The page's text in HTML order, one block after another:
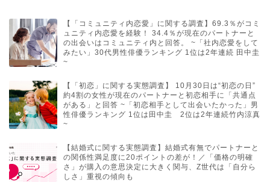
【「コミュニティ内恋愛」に関する調査】69.3％がコミ
ュニティ内恋愛を経験！ 34.4％が現在のパートナーと
の出会いはコミュニティ内と回答。 ~「社内恋愛をして
みたい」30代男性俳優ランキング 1位は2年連続 田中圭
~
【「初恋」に関する実態調査】 10月30日は“初恋の日”
約4割の女性が現在のパートナーと初恋相手に「共通点
がある」と回答 ~「初恋相手として出会いたかった」男
性俳優ランキング 1位は田中圭 2位は2年連続竹内涼真
~
【結婚式に関する実態調査】結婚式有無でパートナーと
の関係性満足度に20ポイントの差が！／「価格の明確
さ」が購入の意思決定に大きく関与、Z世代は「自分ら
しさ」重視の傾向も